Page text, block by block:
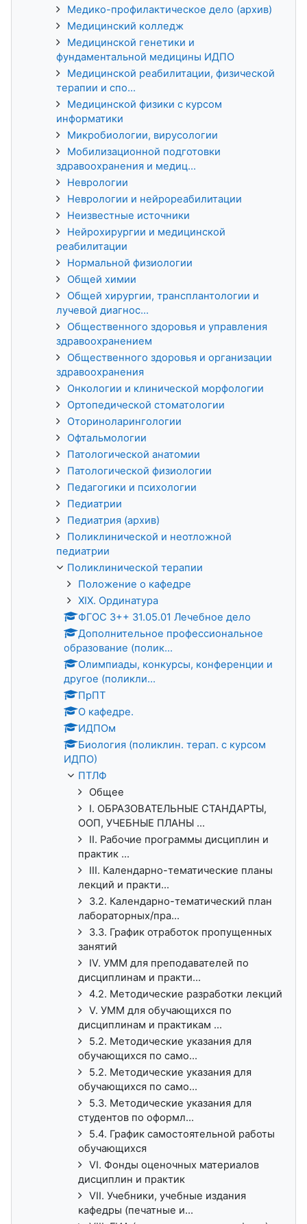
Медико-профилактическое дело (архив)
Медицинский колледж
Медицинской генетики и
фундаментальной медицины ИДПО
Медицинской реабилитации, физической
терапии и спо...
Медицинской физики с курсом
информатики
Микробиологии, вирусологии
Мобилизационной подготовки
здравоохранения и медиц...
Неврологии
Неврологии и нейрореабилитации
Неизвестные источники
Нейрохирургии и медицинской
реабилитации
Нормальной физиологии
Общей химии
Общей хирургии, трансплантологии и
лучевой диагнос...
Общественного здоровья и управления
здравоохранением
Общественного здоровья и организации
здравоохранения
Онкологии и клинической морфологии
Ортопедической стоматологии
Оториноларингологии
Офтальмологии
Патологической анатомии
Патологической физиологии
Педагогики и психологии
Педиатрии
Педиатрия (архив)
Поликлинической и неотложной
педиатрии
Поликлинической терапии
Положение о кафедре
XIX. Ординатура
ФГОС 3++ 31.05.01 Лечебное дело
Дополнительное профессиональное
образование (полик...
Олимпиады, конкурсы, конференции и
другое (поликли...
ПрПТ
О кафедре.
ИДПОм
Биология (поликлин. терап. с курсом
ИДПО)
ПТЛФ
Общее
I. ОБРАЗОВАТЕЛЬНЫЕ СТАНДАРТЫ,
ООП, УЧЕБНЫЕ ПЛАНЫ ...
II. Рабочие программы дисциплин и
практик ...
III. Календарно-тематические планы
лекций и практи...
3.2. Календарно-тематический план
лабораторных/пра...
3.3. График отработок пропущенных
занятий
IV. УММ для преподавателей по
дисциплинам и практи...
4.2. Методические разработки лекций
V. УММ для обучающихся по
дисциплинам и практикам ...
5.2. Методические указания для
обучающихся по само...
5.2. Методические указания для
обучающихся по само...
5.3. Методические указания для
студентов по оформл...
5.4. График самостоятельной работы
обучающихся
VI. Фонды оценочных материалов
дисциплин и практик
VII. Учебники, учебные издания
кафедры (печатные и...